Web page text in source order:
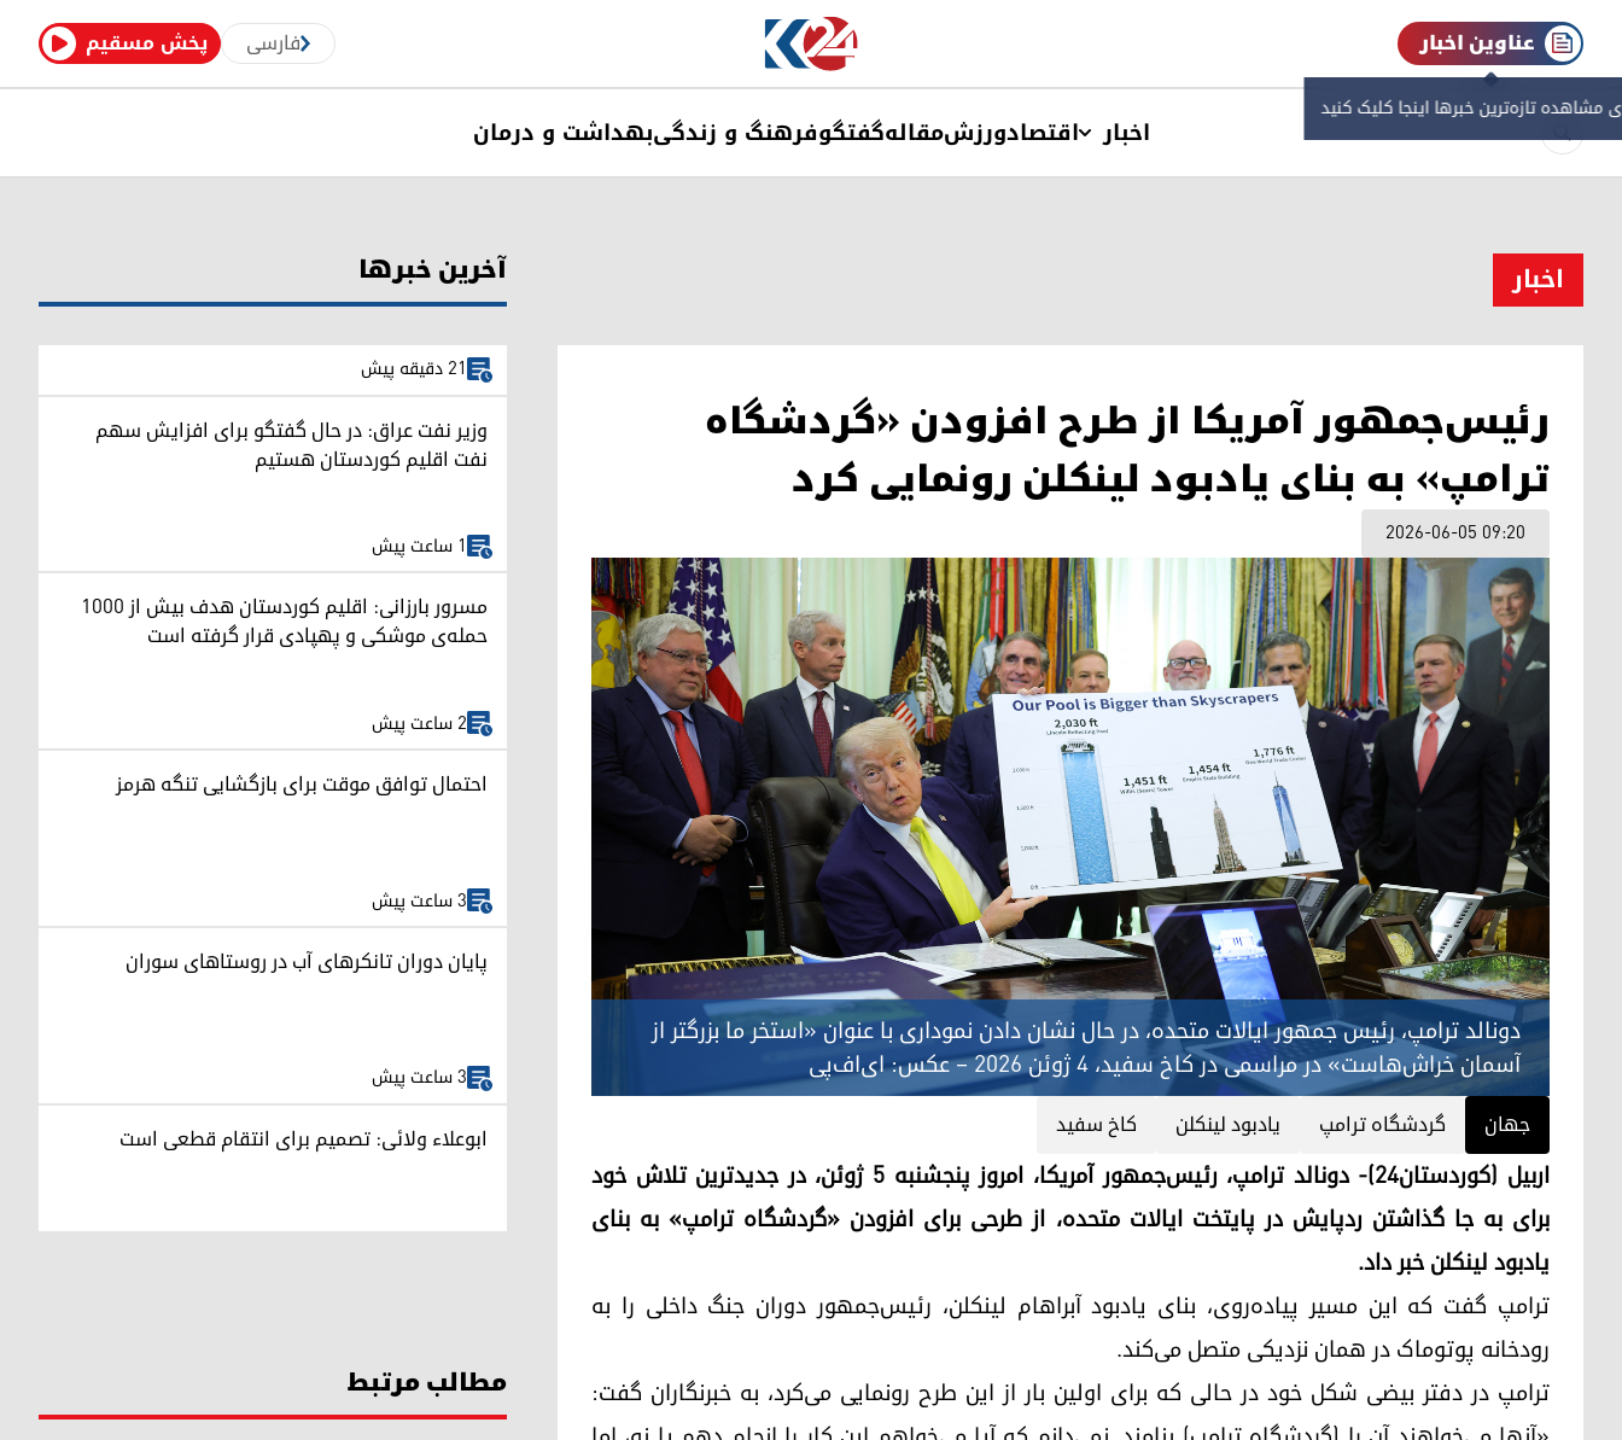
پخش مسقیم فارسی عناوین اخبار
مشاهده‌ تازه‌ترین خبرها اینجا کلیک کنید
اخبار اقتصادورزشمقالهگفتگوفرهنگ و زندگیبهداشت و درمان
اخبار
رئیس‌جمهور آمریکا از طرح افزودن «گردشگاه
ترامپ» به بنای یادبود لینکلن رونمایی کرد
2026-06-05 09:20
دونالد ترامپ، رئیس جمهور ایالات متحده، در حال نشان دادن نموداری با عنوان «استخر ما بزرگتر از
آسمان خراش‌هاست» در مراسمی در کاخ سفید، ۴ ژوئن ۲۰۲۶ – عکس: ای‌اف‌پی
جهان گردشگاه ترامپ یادبود لینکلن کاخ سفید
اربیل (کوردستان۲۴)- دونالد ترامپ، رئیس‌جمهور آمریکا، امروز پنجشنبه ۵ ژوئن، در جدیدترین تلاش خود
برای به جا گذاشتن ردپایش در پایتخت ایالات متحده، از طرحی برای افزودن «گردشگاه ترامپ» به بنای
یادبود لینکلن خبر داد.
ترامپ گفت که این مسیر پیاده‌روی، بنای یادبود آبراهام لینکلن، رئیس‌جمهور دوران جنگ داخلی را به
رودخانه پوتوماک در همان نزدیکی متصل می‌کند.
ترامپ در دفتر بیضی شکل خود در حالی که برای اولین بار از این طرح رونمایی می‌کرد، به خبرنگاران گفت:
آخرین خبرها
21 دقیقه پیش
وزیر نفت عراق: در حال گفتگو برای افزایش سهم
نفت اقلیم کوردستان هستیم
1 ساعت پیش
مسرور بارزانی: اقلیم کوردستان هدف بیش از ۱۰۰۰
حمله‌ی موشکی و پهپادی قرار گرفته است
2 ساعت پیش
احتمال توافق موقت برای بازگشایی تنگه هرمز
3 ساعت پیش
پایان دوران تانکرهای آب در روستاهای سوران
3 ساعت پیش
ابوعلاء ولائی: تصمیم برای انتقام قطعی است
مطالب مرتبط